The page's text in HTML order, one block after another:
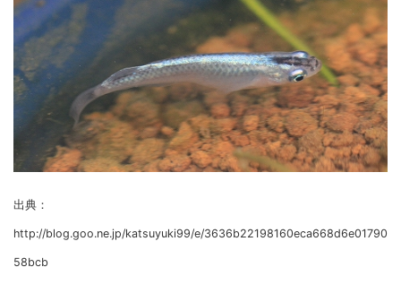
出典：
http://blog.goo.ne.jp/katsuyuki99/e/3636b22198160eca668d6e01790
58bcb